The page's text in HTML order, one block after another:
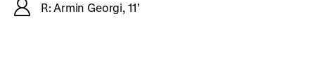
R: Armin Georgi, 11’